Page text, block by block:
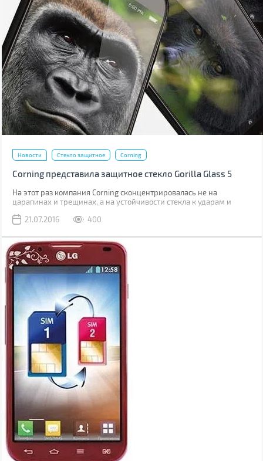
Новости Стекло защитное Corning
Corning представила защитное стекло Gorilla Glass 5
На этот раз компания Corning сконцентрировалась не на
царапинах и трещинах, а на устойчивости стекла к ударам и
21.07.2016
400